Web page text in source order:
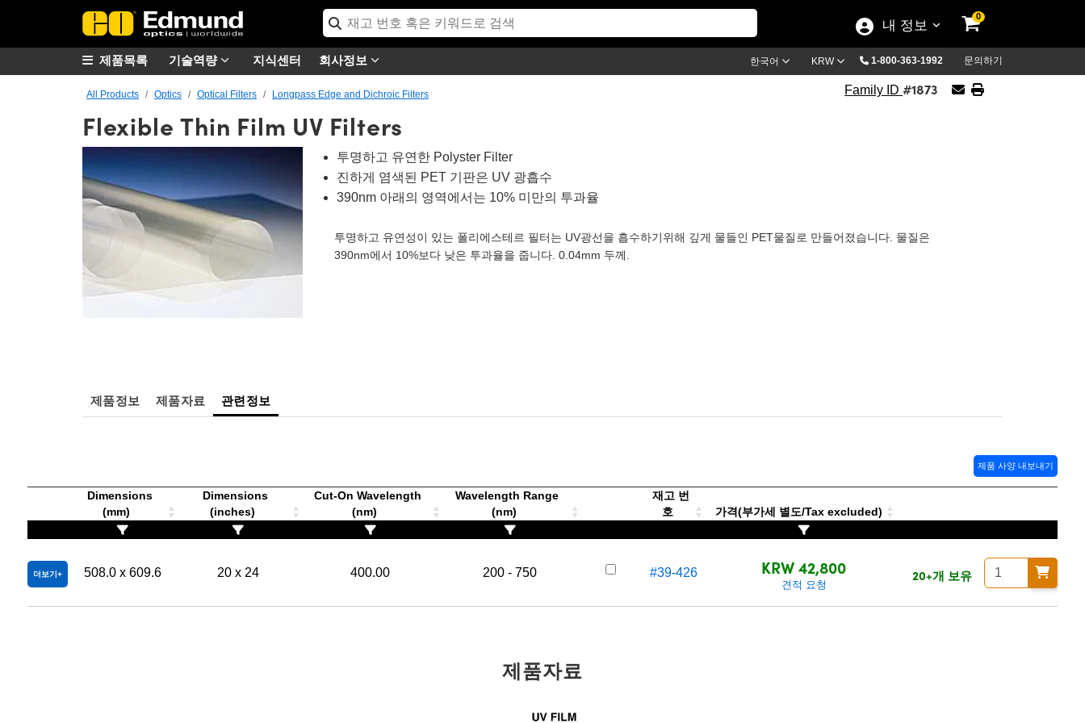
내 정보
0
기술역량 지식센터 회사정보 한국어 KRW 1-800-363-1992 문의하기
제품목록
All Products Optics Optical Filters Longpass Edge and Dichroic Filters Family ID #1873
Flexible Thin Film UV Filters
투명하고 유연한 Polyster Filter
진하게 염색된 PET 기판은 UV 광흡수
390nm 아래의 영역에서는 10% 미만의 투과율
투명하고 유연성이 있는 폴리에스테르 필터는 UV광선을 흡수하기위해 깊게 물들인 PET물질로 만들어졌습니다. 물질은
390nm에서 10%보다 낮은 투과율을 줍니다. 0.04mm 두께.
제품정보 제품자료 관련정보
제품 사양 내보내기
Dimensions
(mm)
Dimensions
(inches)
Cut-On Wavelength
(nm)
Wavelength Range
(nm)
재고 번
호
가격(부가세 별도/Tax excluded)
더보기 508.0 x 609.6 20 x 24 400.00 200 - 750 #39-426 KRW 42,800
견적 요청
20+개 보유
제품자료